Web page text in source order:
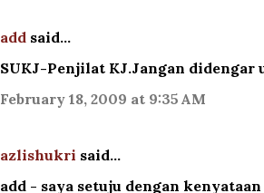
add said…
SUKJ-Penjilat KJ.Jangan didengar
February 18, 2009 at 9:35 AM
azlishukri said…
add - saya setuju dengan kenyataan